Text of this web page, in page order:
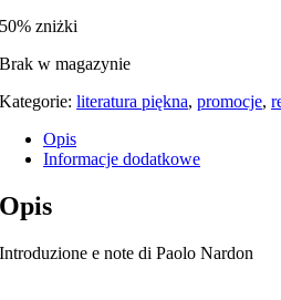
50% zniżki
Brak w magazynie
Kategorie:literatura piękna,promocje,
Opis
Informacje dodatkowe
Opis
Introduzione e note di Paolo Nardon